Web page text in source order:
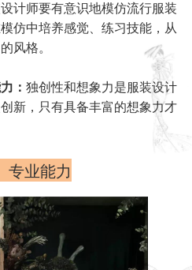
计师要有意识地模仿流行服装
仿中培养感觉、练习技能，从
风格。
：独创性和想象力是服装设计
新，只有具备丰富的想象力才
专业能力